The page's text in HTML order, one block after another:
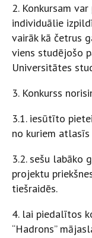
2. Konkursam
individuālie
vairāk kā četrus
viens studējošo
Universitātes
3. Konkurss
3.1. iesūtīto
no kuriem
3.2. sešu labāko
projektu
tiešraidēs.
4. lai piedalītos
“Hadrons”